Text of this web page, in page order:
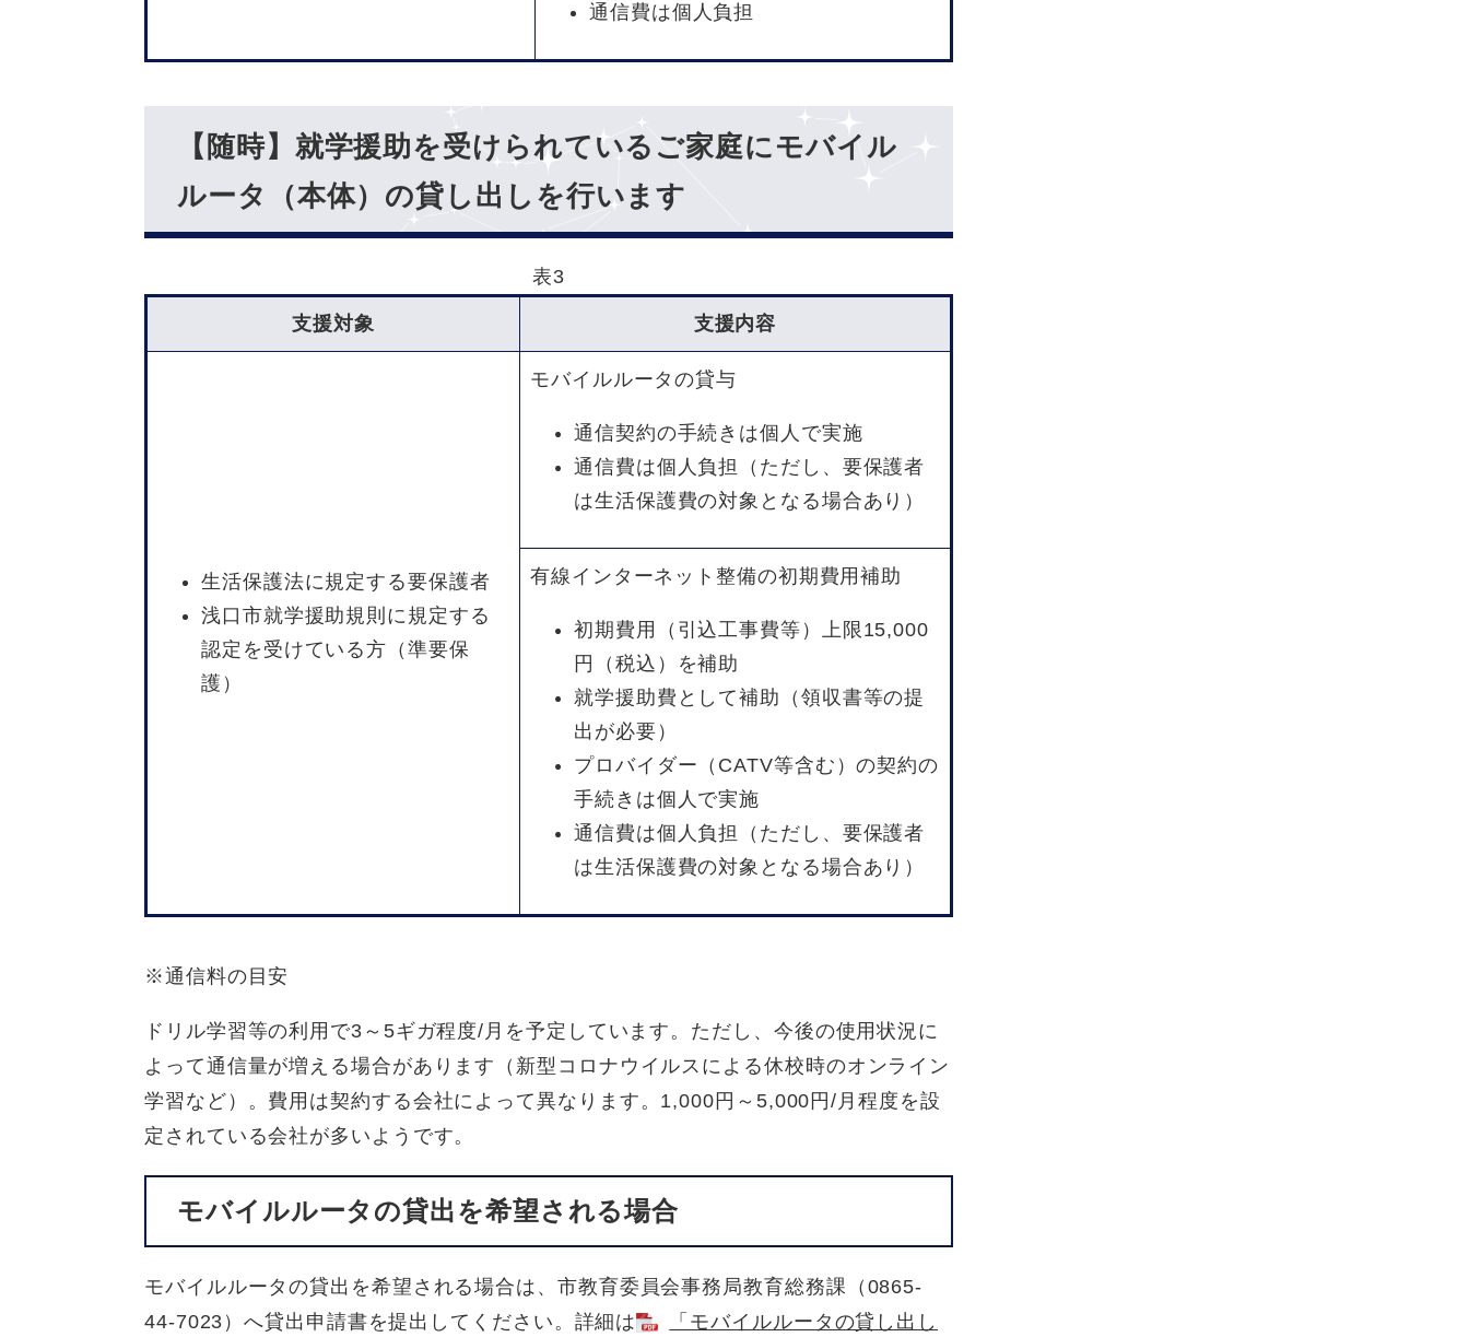
通信費は個人負担
【随時】就学援助を受けられているご家庭にモバイル
ルータ（本体）の貸し出しを行います
表3
支援対象 支援内容
生活保護法に規定する要保護者
浅口市就学援助規則に規定する
認定を受けている方（準要保
護）
モバイルルータの貸与
通信契約の手続きは個人で実施
通信費は個人負担（ただし、要保護者
は生活保護費の対象となる場合あり）
有線インターネット整備の初期費用補助
初期費用（引込工事費等）上限15,000
円（税込）を補助
就学援助費として補助（領収書等の提
出が必要）
プロバイダー（CATV等含む）の契約の
手続きは個人で実施
通信費は個人負担（ただし、要保護者
は生活保護費の対象となる場合あり）
※通信料の目安
ドリル学習等の利用で3～5ギガ程度/月を予定しています。ただし、今後の使用状況に
よって通信量が増える場合があります（新型コロナウイルスによる休校時のオンライン
学習など）。費用は契約する会社によって異なります。1,000円～5,000円/月程度を設
定されている会社が多いようです。
モバイルルータの貸出を希望される場合
モバイルルータの貸出を希望される場合は、市教育委員会事務局教育総務課（0865-
44-7023）へ貸出申請書を提出してください。詳細は
「モバイルルータの貸し出し